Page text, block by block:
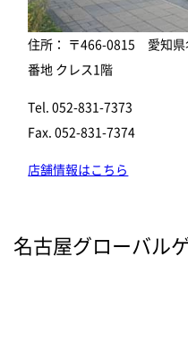
住所： 〒466-0815 愛知県
番地 クレス1階
Tel. 052-831-7373
Fax. 052-831-7374
店舗情報はこちら
名古屋グローバル